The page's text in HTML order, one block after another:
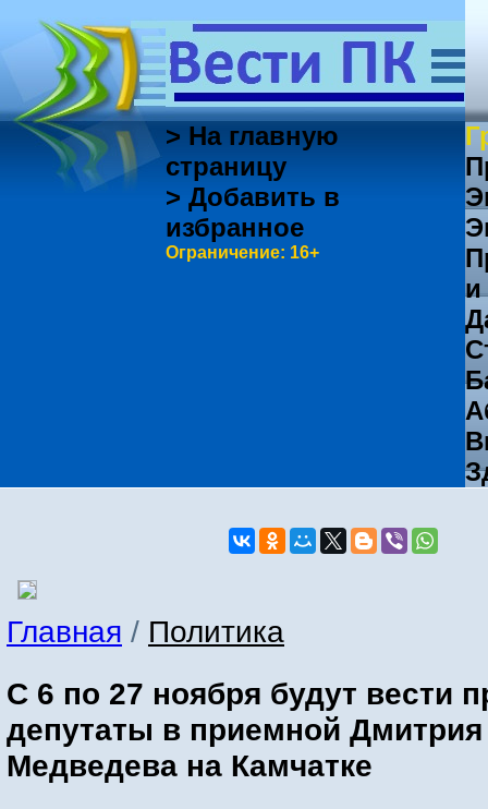
> На главную
страницу
> Добавить в
избранное
Ограничение: 16+
Главная / Политика
С 6 по 27 ноября будут вести
депутаты в приемной Дмитрия
Медведева на Камчатке